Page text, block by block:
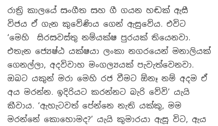
රාත්‍රි කාලයේ සංගීත සහ ගී ගයන හඬක් ඇසී
විජය ඒ ගැන කුවේණිය ගෙන් ඇසුවේය. එවිට
‘මෙහි සිරසවස්තු නම්යක්ෂ පුරයක් තියෙනවා.
එතැන ජ්‍යෙෂ්ඨ යක්ෂයා ලංකා නගරයෙන් මනාලියක්
ගෙනල්ලා, අදවිවාහ මංගල්‍යයක් පැවැත්වෙනවා.
ඔබට යකුන් මරා මෙහි රජ වීමට ඕනෑ නම් අදම ඒ
අය මරන්න. ඉදිරියට කරන්නට බැරි වේවි’ යැයි
කීවාය. ‘ඇහැටවත් පේන්නෙ නැති යක්කු, මම
මරන්නේ කොහොමද?’ යැයි කුමාරයා ඇසූ විට, ඇය